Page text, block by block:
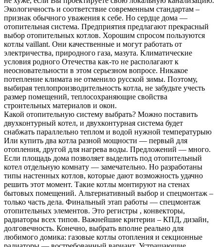
Экологичность и соответствие современным стандартам –
признак обычного уважения к себе. Но сердце дома —
отопительная система. Предприятия предлагают прекрасный
выбор отопительных котлов. Хорошим спросом пользуются
котлы vaillant. Они качественные и могут работать от
электричества, природного газа, мазута. Климатические
условия родного Отечества как-то не располагают к
неосновательности в этом серьезном вопросе. Никакое
потепление климата не отменило русской зимы. Поэтому,
выбирая теплопроизводительность котла, не забудьте учесть
размер помещений, теплосохраняющие свойства
строительных материалов и окон.
Какой отопительную систему выбрать? Можно поставить
двухконтурный котел, и двухконтурная система будет
снабжать параллельно теплом и водой нужной температурыю
Или купить два котла разной мощности — первый для
отопления, другой для нагрева воды. Предложений — много.
Если площадь дома позволяет выделить под отопительный
котел отдельную комнату — замечательно. Но разработаны
типы настенных котлов, которые дают возможность удачно
решить этот момент. Такие котлы монтируют на стенах
бытовых помещений. Альтернативный выбор и спецмонтаж –
только часть дела. Финальный этап работы — спецмонтаж
отопительных элементов. Это регистры , конвекторы,
радиаторы всех типов. Важнейшие критерии – КПД, дизайн,
долговечность. Конечно, выбрать вполне реально для
любимого домика: газовые котлы отопления и секционные